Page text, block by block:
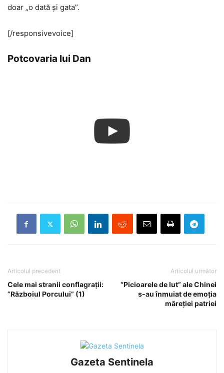
doar „o dată și gata”.
[/responsivevoice]
Potcovaria lui Dan
Articolul precedent
Cele mai stranii conflagrații:
”Războiul Porcului” (1)
Articolul următor
“Picioarele de lut” ale Chinei
s-au înmuiat de emoția
măreției patriei
Gazeta Sentinela